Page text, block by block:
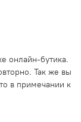
онлайн-бутика.
Так же вы
в примечании к